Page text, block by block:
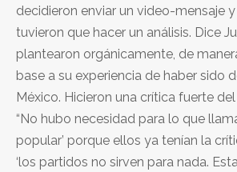
decidieron enviar un video-mensaje y
tuvieron que hacer un análisis. Dice
plantearon orgánicamente, de
base a su experiencia de haber sido
México. Hicieron una crítica fuerte del
“No hubo necesidad para lo que
popular’ porque ellos ya tenían la
‘los partidos no sirven para nada.